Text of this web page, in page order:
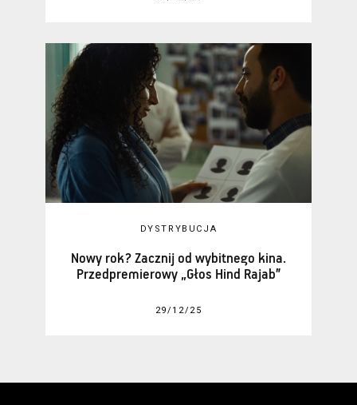
DYSTRYBUCJA
Nowy rok? Zacznij od wybitnego kina.
Przedpremierowy „Głos Hind Rajab”
29/12/25